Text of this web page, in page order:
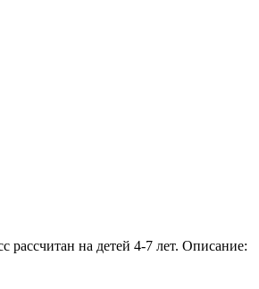
на детей 4-7 лет. Описание: